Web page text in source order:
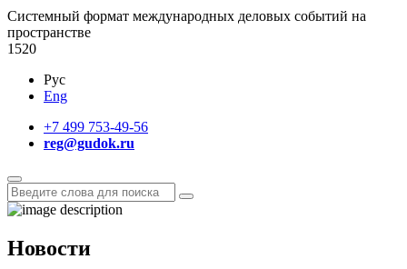
Cистемный формат международных деловых событий на
пространстве
1520
Рус
Eng
+7 499 753-49-56
reg@gudok.ru
Новости